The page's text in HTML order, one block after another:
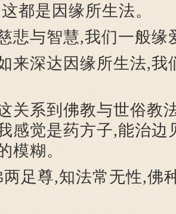
都是因缘所生法。
与智慧,我们一般缘
深达因缘所生法,我
系到佛教与世俗教
感觉是药方子,能治边
模糊。
尊,知法常无性,佛